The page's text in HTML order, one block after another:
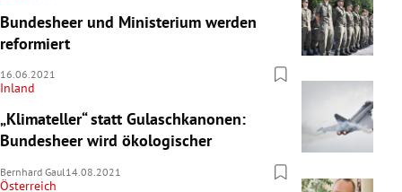
Bundesheer und Ministerium werden
reformiert
16.06.2021
Inland
„Klimateller“ statt Gulaschkanonen:
Bundesheer wird ökologischer
Bernhard Gaul14.08.2021
Österreich